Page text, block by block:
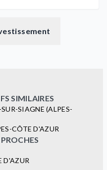
SIMILAIRES
SIAGNE (ALPES-
CÔTE D'AZUR
D'AZUR